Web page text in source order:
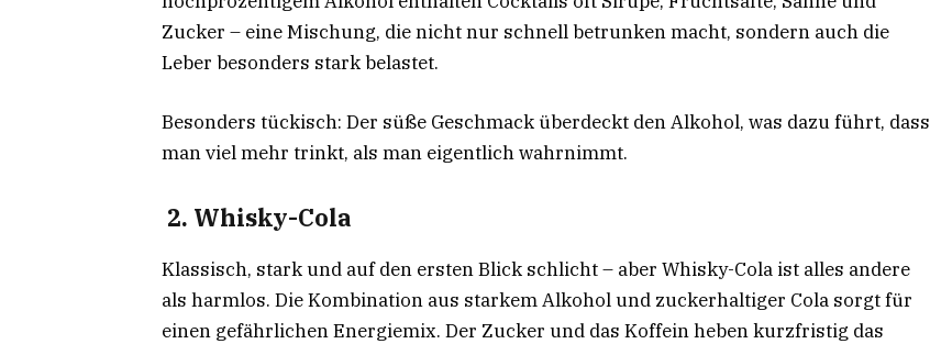
Zucker – eine Mischung, die nicht nur schnell betrunken macht, sondern auch die
Leber besonders stark belastet.
Besonders tückisch: Der süße Geschmack überdeckt den Alkohol, was dazu führt, dass
man viel mehr trinkt, als man eigentlich wahrnimmt.
2. Whisky-Cola
Klassisch, stark und auf den ersten Blick schlicht – aber Whisky-Cola ist alles andere
als harmlos. Die Kombination aus starkem Alkohol und zuckerhaltiger Cola sorgt für
einen gefährlichen Energiemix. Der Zucker und das Koffein heben kurzfristig das